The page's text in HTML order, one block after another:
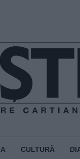
CULTURĂ